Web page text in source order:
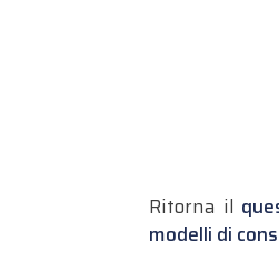
Ritorna il
modelli di